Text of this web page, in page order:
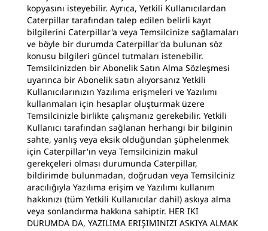
kopyasını isteyebilir. Ayrıca, Yetkili Kullanıcılardan
Caterpillar tarafından talep edilen belirli kayıt
bilgilerini Caterpillar'a veya Temsilcinize sağlamaları
ve böyle bir durumda Caterpillar'da bulunan söz
konusu bilgileri güncel tutmaları istenebilir.
Temsilcinizden bir Abonelik Satın Alma Sözleşmesi
uyarınca bir Abonelik satın alıyorsanız Yetkili
Kullanıcılarınızın Yazılıma erişmeleri ve Yazılımı
kullanmaları için hesaplar oluşturmak üzere
Temsilcinizle birlikte çalışmanız gerekebilir. Yetkili
Kullanıcı tarafından sağlanan herhangi bir bilginin
sahte, yanlış veya eksik olduğundan şüphelenmek
için Caterpillar'ın veya Temsilcinizin makul
gerekçeleri olması durumunda Caterpillar,
bildirimde bulunmadan, doğrudan veya Temsilciniz
aracılığıyla Yazılıma erişim ve Yazılımı kullanım
hakkınızı (tüm Yetkili Kullanıcılar dahil) askıya alma
veya sonlandırma hakkına sahiptir. HER IKI
DURUMDA DA, YAZILIMA ERIŞIMINIZI ASKIYA ALMAK